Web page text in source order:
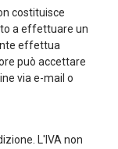
costituisce
a effettuare un
effettua
può accettare
via e-mail o
L'IVA non